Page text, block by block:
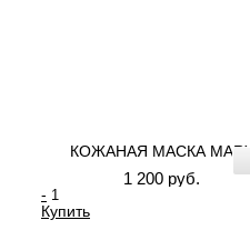
КОЖАНАЯ МАСКА
1 200 руб.
-
Купить